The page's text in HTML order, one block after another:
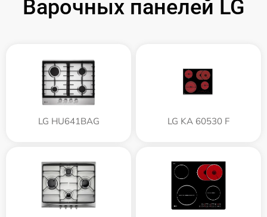
Варочных панелей LG
LG HU641BAG LG KA 60530 F